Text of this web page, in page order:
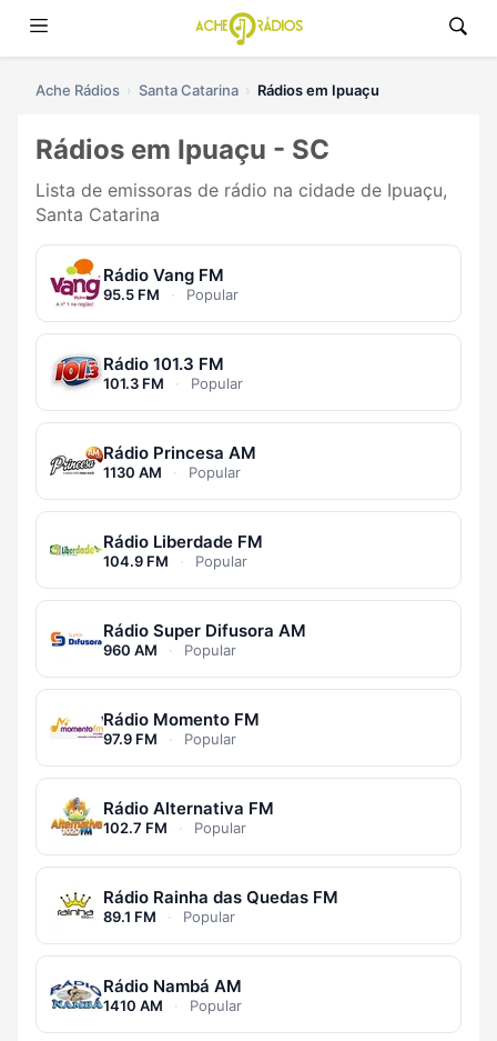
Ache Rádios Santa Catarina Rádios em Ipuaçu
Rádios em Ipuaçu - SC
Lista de emissoras de rádio na cidade de Ipuaçu,
Santa Catarina
Rádio Vang FM
95.5 FM · Popular
Rádio 101.3 FM
101.3 FM · Popular
Rádio Princesa AM
1130 AM · Popular
Rádio Liberdade FM
104.9 FM · Popular
Rádio Super Difusora AM
960 AM · Popular
Rádio Momento FM
97.9 FM · Popular
Rádio Alternativa FM
102.7 FM · Popular
Rádio Rainha das Quedas FM
89.1 FM · Popular
Rádio Nambá AM
1410 AM · Popular